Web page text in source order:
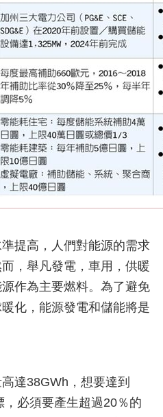
提高，人們對能源的需求
，舉凡發電，車用，供暖
作為主要燃料。為了避免
化，能源發電和儲能將是
達38GWh，想要達到
必須要產生超過20％的